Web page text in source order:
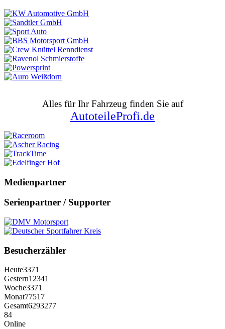
Alles für Ihr Fahrzeug finden Sie auf
AutoteileProfi.de
Medienpartner
Serienpartner / Supporter
Besucherzähler
Heute3371
Gestern12341
Woche3371
Monat77517
Gesamt6293277
84
Online